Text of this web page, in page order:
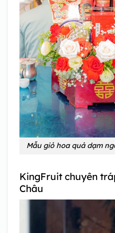
Mẫu giỏ hoa quả dạm
KingFruit chuyên
Châu